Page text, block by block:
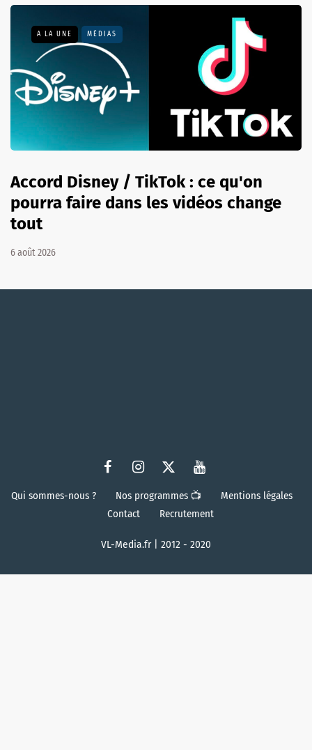
A LA UNE MÉDIAS
Accord Disney / TikTok : ce qu'on
pourra faire dans les vidéos change
tout
6 août 2026
Qui sommes-nous ? Nos programmes 📺
Mentions légales
Contact
Recrutement
VL-Media.fr | 2012 - 2020